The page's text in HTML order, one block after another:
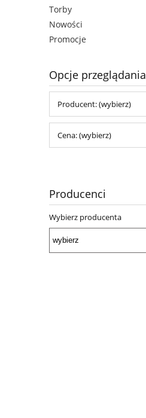
Torby
Nowości
Promocje
Opcje przeglądania
Producent: (wybierz)
Cena: (wybierz)
Producenci
Wybierz producenta